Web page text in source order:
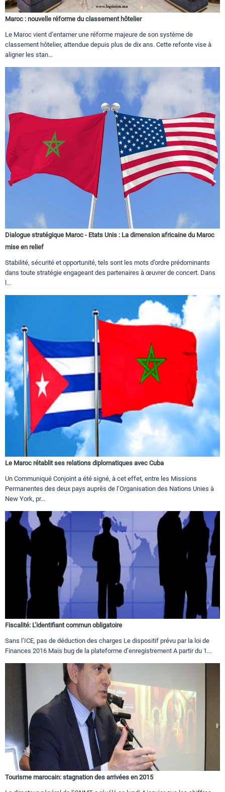
Maroc : nouvelle réforme du classement hôtelier
Le Maroc vient d’entamer une réforme majeure de son système de
classement hôtelier, attendue depuis plus de dix ans. Cette refonte vise à
aligner les stan...
Dialogue stratégique Maroc - Etats Unis : La dimension africaine du Maroc
mise en relief
Stabilité, sécurité et opportunité, tels sont les mots d’ordre prédominants
dans toute stratégie engageant des partenaires à œuvrer de concert. Dans
l...
Le Maroc rétablit ses relations diplomatiques avec Cuba
Un Communiqué Conjoint a été signé, à cet effet, entre les Missions
Permanentes des deux pays auprès de l’Organisation des Nations Unies à
New York, pr...
Fiscalité: L’identifiant commun obligatoire
Sans l’ICE, pas de déduction des charges Le dispositif prévu par la loi de
Finances 2016 Mais bug de la plateforme d’enregistrement A partir du 1...
Tourisme marocain: stagnation des arrivées en 2015